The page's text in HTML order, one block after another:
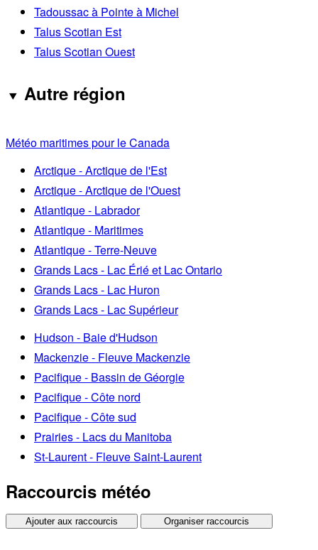
Tadoussac à Pointe à Michel
Talus Scotian Est
Talus Scotian Ouest
Autre région
Météo maritimes pour le Canada
Arctique - Arctique de l'Est
Arctique - Arctique de l'Ouest
Atlantique - Labrador
Atlantique - Maritimes
Atlantique - Terre-Neuve
Grands Lacs - Lac Érié et Lac Ontario
Grands Lacs - Lac Huron
Grands Lacs - Lac Supérieur
Hudson - Baie d'Hudson
Mackenzie - Fleuve Mackenzie
Pacifique - Bassin de Géorgie
Pacifique - Côte nord
Pacifique - Côte sud
Prairies - Lacs du Manitoba
St-Laurent - Fleuve Saint-Laurent
Raccourcis météo
Ajouter aux raccourcis Organiser raccourcis